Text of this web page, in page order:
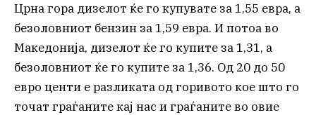
Црна гора дизелот ќе го купувате за 1,55 евра, а
безоловниот бензин за 1,59 евра. И потоа во
Македонија, дизелот ќе го купите за 1,31, а
безоловниот ќе го купите за 1,36. Од 20 до 50
евро центи е разликата од горивото кое што го
точат граѓаните кај нас и граѓаните во овие